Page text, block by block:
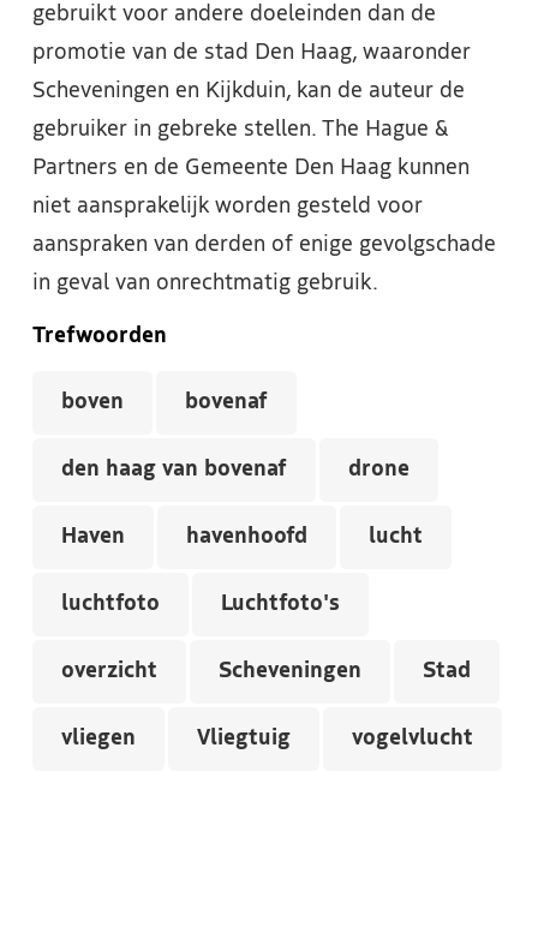
gebruikt voor andere doeleinden dan de
promotie van de stad Den Haag, waaronder
Scheveningen en Kijkduin, kan de auteur de
gebruiker in gebreke stellen. The Hague &
Partners en de Gemeente Den Haag kunnen
niet aansprakelijk worden gesteld voor
aanspraken van derden of enige gevolgschade
in geval van onrechtmatig gebruik.
Trefwoorden
boven bovenaf
den haag van bovenaf drone
Haven havenhoofd lucht
luchtfoto Luchtfoto's
overzicht Scheveningen Stad
vliegen Vliegtuig vogelvlucht